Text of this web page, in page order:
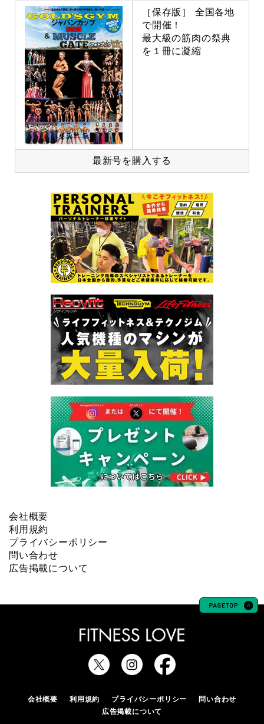
［保存版］ 全国各地
で開催！
最大級の筋肉の祭典
を１冊に凝縮
最新号を購入する
会社概要
利用規約
プライバシーポリシー
問い合わせ
広告掲載について
会社概要 利用規約 プライバシーポリシー
問い合わせ
広告掲載について